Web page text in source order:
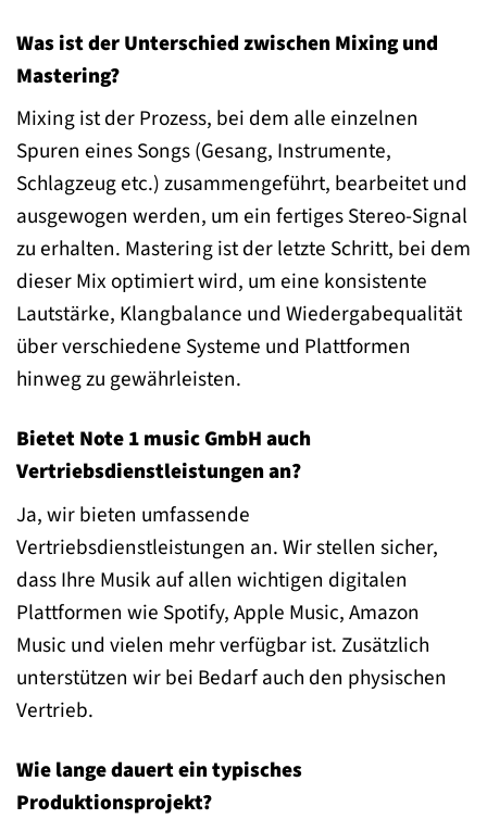
Was ist der Unterschied zwischen Mixing und
Mastering?
Mixing ist der Prozess, bei dem alle einzelnen
Spuren eines Songs (Gesang, Instrumente,
Schlagzeug etc.) zusammengeführt, bearbeitet und
ausgewogen werden, um ein fertiges Stereo-Signal
zu erhalten. Mastering ist der letzte Schritt, bei dem
dieser Mix optimiert wird, um eine konsistente
Lautstärke, Klangbalance und Wiedergabequalität
über verschiedene Systeme und Plattformen
hinweg zu gewährleisten.
Bietet Note 1 music GmbH auch
Vertriebsdienstleistungen an?
Ja, wir bieten umfassende
Vertriebsdienstleistungen an. Wir stellen sicher,
dass Ihre Musik auf allen wichtigen digitalen
Plattformen wie Spotify, Apple Music, Amazon
Music und vielen mehr verfügbar ist. Zusätzlich
unterstützen wir bei Bedarf auch den physischen
Vertrieb.
Wie lange dauert ein typisches
Produktionsprojekt?